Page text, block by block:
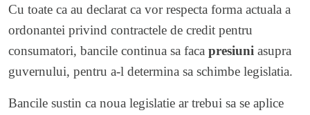
Cu toate ca au declarat ca vor respecta forma actuala a
ordonantei privind contractele de credit pentru
consumatori, bancile continua sa faca presiuni asupra
guvernului, pentru a-l determina sa schimbe legislatia.
Bancile sustin ca noua legislatie ar trebui sa se aplice